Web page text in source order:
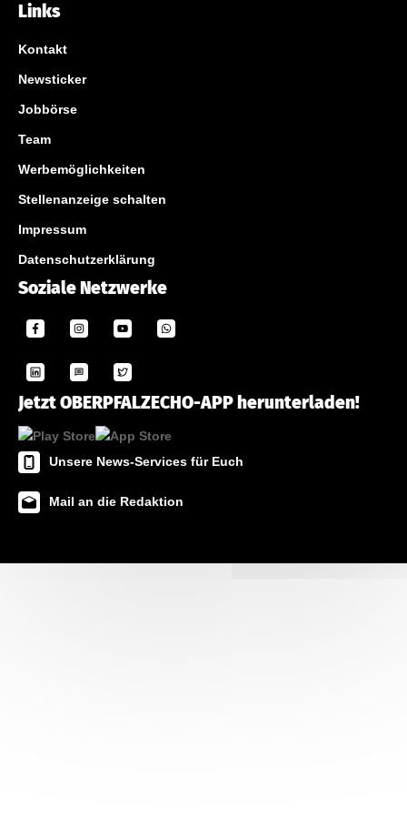
Links
Kontakt
Newsticker
Jobbörse
Team
Werbemöglichkeiten
Stellenanzeige schalten
Impressum
Datenschutzerklärung
Soziale Netzwerke
Jetzt OBERPFALZECHO-APP herunterladen!
Unsere News-Services für Euch
Mail an die Redaktion